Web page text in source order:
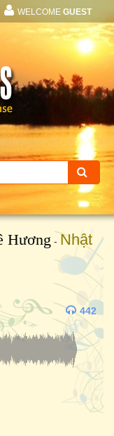
WELCOME GUEST
Hương - Nhật
442